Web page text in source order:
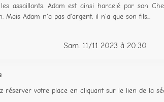
assaillants. Adam est ainsi harcelé par son
Mais Adam n'a pas d'argent, il n'a que son fils...
Sam. 11/11 2023 à 20:30
réserver votre place en cliquant sur le lien de la